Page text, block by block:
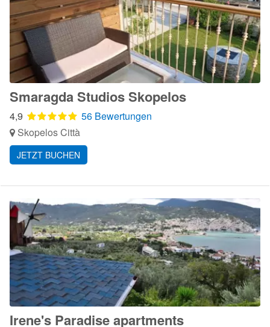
Smaragda Studios Skopelos
4,9
56 Bewertungen
Skopelos Città
JETZT BUCHEN
Irene's Paradise apartments